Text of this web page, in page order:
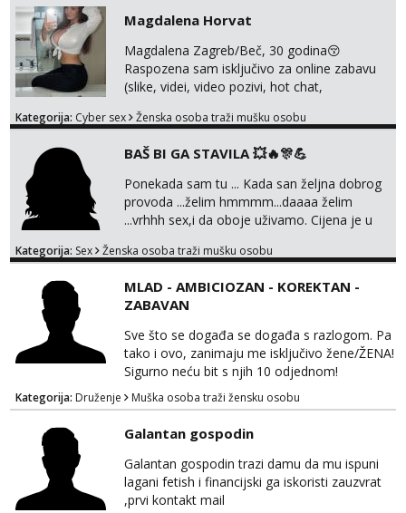
necete pozalit
Magdalena Horvat
Magdalena Zagreb/Beč, 30 godina😚
Raspozena sam isključivo za online zabavu
(slike, videi, video pozivi, hot chat,
oglasu su MOJE❗ Instagram:
TELEGRAM: @MagdalenaMagy 👈
(ODGOVARAM JAKO BRZO TU I TU PISITE
AKO STE ZA ZABAVU)🔥 Moguće
verifkovanje prije zabave✅ JAVI MI SE I
ISPUNI SVOJE NAJVECE FANTAZIJE😈 CEKA...
Kategorija: Cyber sex Ženska osoba traži mušku osobu
BAŠ BI GA STAVILA 💥🔥🎊💪
Ponekada sam tu ... Kada san željna dobrog
provoda ...želim hmmmm...daaaa želim
...vrhhh sex,i da oboje uživamo. Cijena je u
Procjeni jesi li ti taj .?! Ja bi jednog ali
guza ... Javi se 🔥Samo na mail.
Kategorija: Sex Ženska osoba traži mušku osobu
MLAD - AMBICIOZAN - KOREKTAN -
ZABAVAN
Sve što se događa se događa s razlogom. Pa
tako i ovo, zanimaju me isključivo žene/ŽENA!
Sigurno neću bit s njih 10 odjednom!
Kategorija: Druženje Muška osoba traži žensku osobu
Galantan gospodin
Galantan gospodin trazi damu da mu ispuni
lagani fetish i financijski ga iskoristi zauzvrat
,prvi kontakt mail